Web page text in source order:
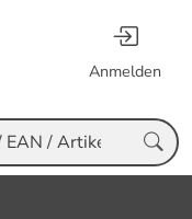
Anmelden